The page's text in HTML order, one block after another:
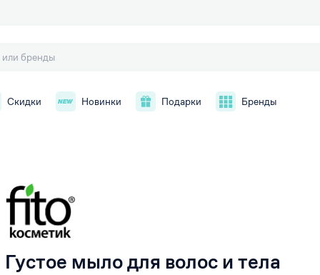
Скидки Новинки Подарки Бренды
Густое мыло для волос и тела